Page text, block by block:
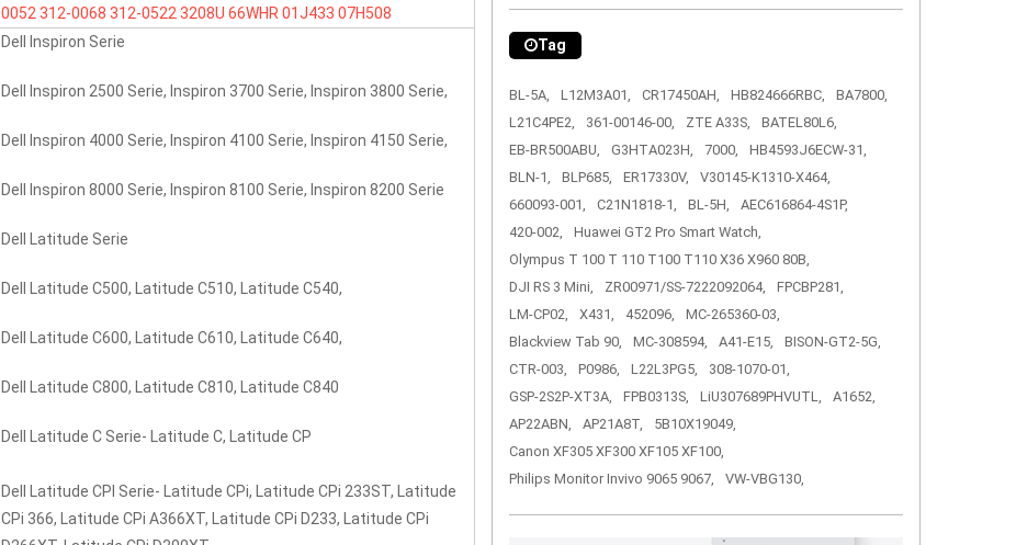
0052 312-0068 312-0522 3208U 66WHR 01J433 07H508
Dell Inspiron Serie
Dell Inspiron 2500 Serie, Inspiron 3700 Serie, Inspiron 3800 Serie,
Dell Inspiron 4000 Serie, Inspiron 4100 Serie, Inspiron 4150 Serie,
Dell Inspiron 8000 Serie, Inspiron 8100 Serie, Inspiron 8200 Serie
Dell Latitude Serie
Dell Latitude C500, Latitude C510, Latitude C540,
Dell Latitude C600, Latitude C610, Latitude C640,
Dell Latitude C800, Latitude C810, Latitude C840
Dell Latitude C Serie- Latitude C, Latitude CP
Dell Latitude CPI Serie- Latitude CPi, Latitude CPi 233ST, Latitude
CPi 366, Latitude CPi A366XT, Latitude CPi D233, Latitude CPi
Tag
BL-5A, L12M3A01, CR17450AH, HB824666RBC,
BA7800,
L21C4PE2,
361-00146-00, ZTE A33S,
BATEL80L6,
EB-BR500ABU,
G3HTA023H, 7000,
HB4593J6ECW-31,
BLN-1,
BLP685, ER17330V,
V30145-K1310-X464,
660093-001,
C21N1818-1, BL-5H,
AEC616864-4S1P,
420-002,
Huawei GT2 Pro Smart Watch,
Olympus T 100 T 110 T100 T110 X36 X960 80B,
DJI RS 3 Mini,
ZR00971/SS-7222092064,
FPCBP281,
LM-CP02,
X431, 452096,
MC-265360-03,
Blackview Tab 90,
MC-308594, A41-E15,
BISON-GT2-5G,
CTR-003,
P0986, L22L3PG5,
308-1070-01,
GSP-2S2P-XT3A,
FPB0313S, LiU307689PHVUTL,
A1652,
AP22ABN,
AP21A8T,
5B10X19049,
Canon XF305 XF300 XF105 XF100,
Philips Monitor Invivo 9065 9067,
VW-VBG130,